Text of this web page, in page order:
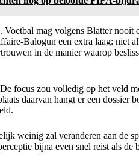
mag volgens Blatter nooit
Balogun een extra laag: niet
in de manier waarop
focus zou volledig op het veld
daarvan hangt er een dossier
weinig zal veranderen aan de
bijna even snel reist als de